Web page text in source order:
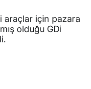
araçlar için pazara
olduğu GDi